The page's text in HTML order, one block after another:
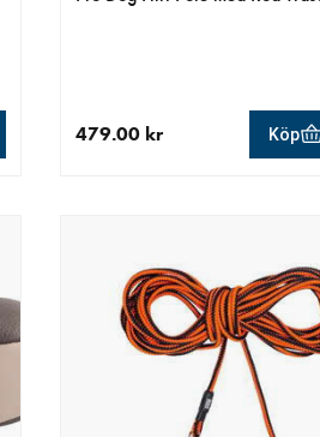
479.00 kr Köp